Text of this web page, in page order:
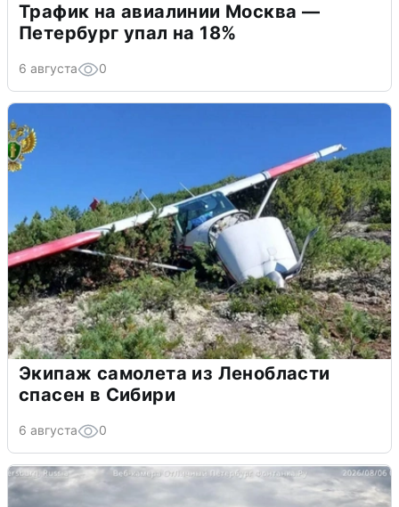
Трафик на авиалинии Москва —
Петербург упал на 18%
6 августа 0
Экипаж самолета из Ленобласти
спасен в Сибири
6 августа 0